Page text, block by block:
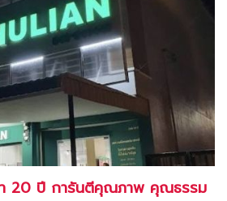
20 ปี การันตีคุณภาพ คุณธรรม